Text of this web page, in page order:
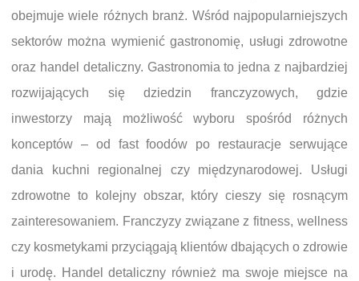
obejmuje wiele różnych branż. Wśród najpopularniejszych
sektorów można wymienić gastronomię, usługi zdrowotne
oraz handel detaliczny. Gastronomia to jedna z najbardziej
rozwijających się dziedzin franczyzowych, gdzie
inwestorzy mają możliwość wyboru spośród różnych
konceptów – od fast foodów po restauracje serwujące
dania kuchni regionalnej czy międzynarodowej. Usługi
zdrowotne to kolejny obszar, który cieszy się rosnącym
zainteresowaniem. Franczyzy związane z fitness, wellness
czy kosmetykami przyciągają klientów dbających o zdrowie
i urodę. Handel detaliczny również ma swoje miejsce na